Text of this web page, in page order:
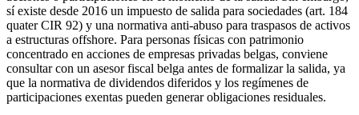
sí existe desde 2016 un impuesto de salida para sociedades (art. 184
quater CIR 92) y una normativa anti-abuso para traspasos de activos
a estructuras offshore. Para personas físicas con patrimonio
concentrado en acciones de empresas privadas belgas, conviene
consultar con un asesor fiscal belga antes de formalizar la salida, ya
que la normativa de dividendos diferidos y los regímenes de
participaciones exentas pueden generar obligaciones residuales.